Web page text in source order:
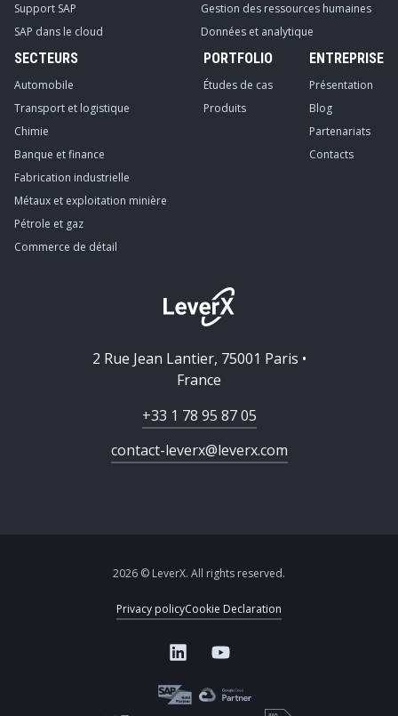
Support SAP
SAP dans le cloud
Gestion des ressources humaines
Données et analytique
SECTEURS
Automobile
Transport et logistique
Chimie
Banque et finance
Fabrication industrielle
Métaux et exploitation minière
Pétrole et gaz
Commerce de détail
PORTFOLIO
Études de cas
Produits
ENTREPRISE
Présentation
Blog
Partenariats
Contacts
2 Rue Jean Lantier, 75001 Paris •
France
+33 1 78 95 87 05
contact-leverx@leverx.com
2026 © LeverX. All rights reserved.
Privacy policyCookie Declaration